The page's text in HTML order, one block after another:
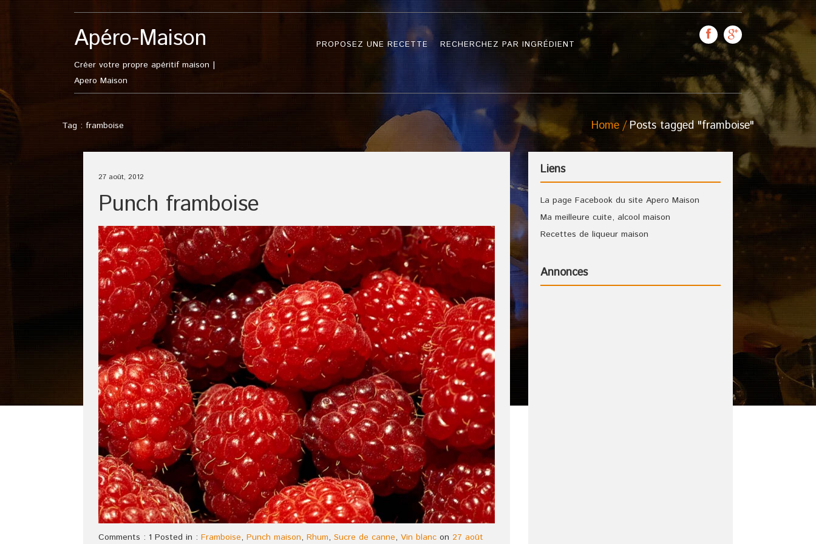
Apéro-Maison
Créer votre propre apéritif maison |
Apero Maison
PROPOSEZ UNE RECETTE RECHERCHEZ PAR INGRÉDIENT
Tag : framboise Home Posts tagged "framboise"
27 août, 2012
Punch framboise
Comments : 1 Posted in : Framboise, Punch maison, Rhum, Sucre de canne, Vin blanc on 27 août
Liens
La page Facebook du site Apero Maison
Ma meilleure cuite, alcool maison
Recettes de liqueur maison
Annonces